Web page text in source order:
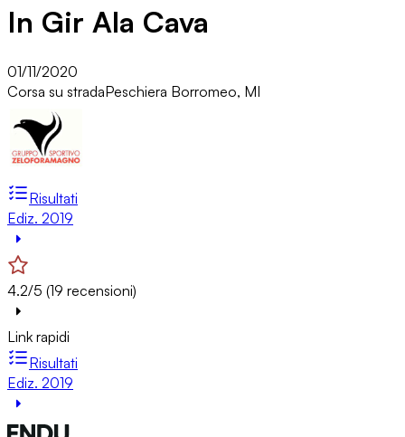
In Gir Ala Cava
01/11/2020
Corsa su stradaPeschiera Borromeo, MI
Risultati
Ediz. 2019
4.2/5 (19 recensioni)
Link rapidi
Risultati
Ediz. 2019